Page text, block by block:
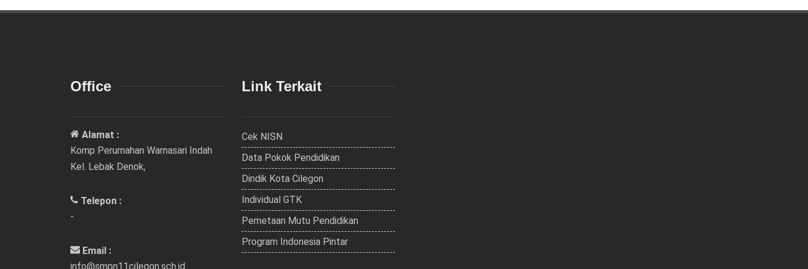
Office
Alamat :
Komp Perumahan Warnasari Indah
Kel. Lebak Denok,
Telepon :
-
Email :
info@smpn11cilegon.sch.id
Link Terkait
Cek NISN
Data Pokok Pendidikan
Dindik Kota Cilegon
Individual GTK
Pemetaan Mutu Pendidikan
Program Indonesia Pintar